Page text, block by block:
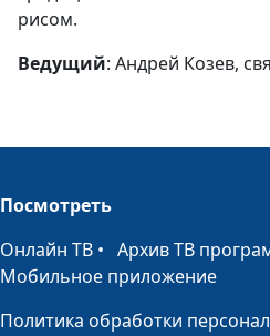
рисом.
Ведущий: Андрей Козев,
Посмотреть
Онлайн ТВ • Архив ТВ
Мобильное приложение
Политика обработки